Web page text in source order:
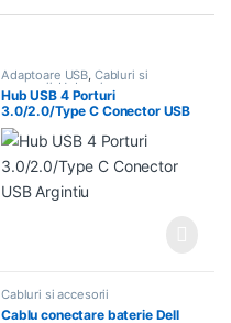
Adaptoare USB, Cabluri si
accesorii, Hub-uri
Hub USB 4 Porturi
3.0/2.0/Type C Conector USB
Argintiu
Cabluri si accesorii
Cablu conectare baterie Dell